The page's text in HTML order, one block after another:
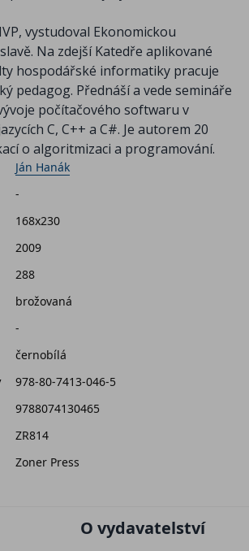
vystudoval Ekonomickou
Na zdejší Katedře aplikované
hospodářské informatiky pracuje
pedagog. Přednáší a vede semináře
počítačového softwaru v
C, C++ a C#. Je autorem 20
o algoritmizaci a programování.
Ján Hanák
-
168x230
2009
288
brožovaná
-
černobílá
978-80-7413-046-5
9788074130465
ZR814
Zoner Press
O vydavatelství